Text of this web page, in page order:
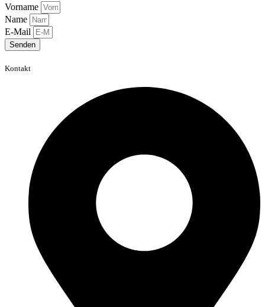
Vorname
Name
E-Mail
Senden
Kontakt